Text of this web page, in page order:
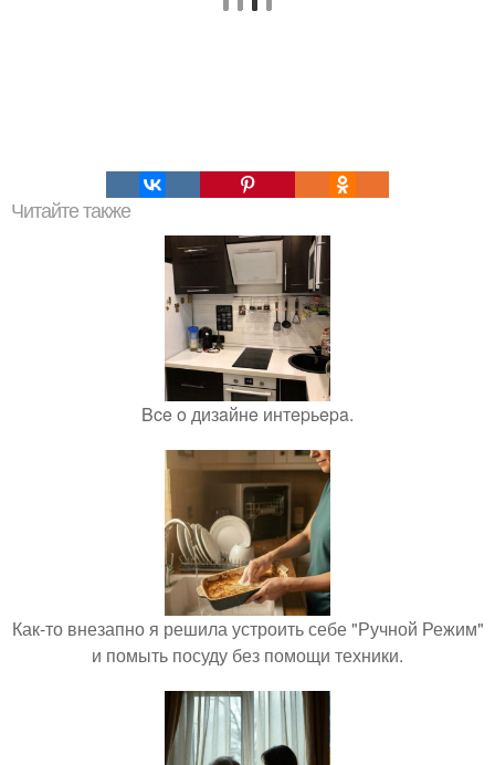
Читайте также
Bce o дизaйнe интepьepa.
Как-то внезапно я решила устроить себе "Ручной Режим"
и помыть посуду без помощи техники.